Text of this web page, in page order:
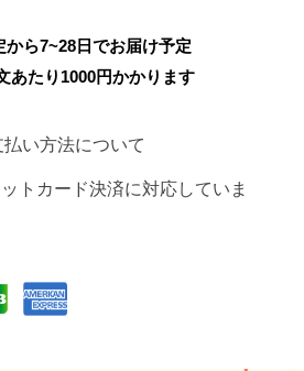
から7~28日でお届け予定
あたり 1000円かかります
払い方法について
トカード決済に対応していま